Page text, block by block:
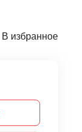
В избранное